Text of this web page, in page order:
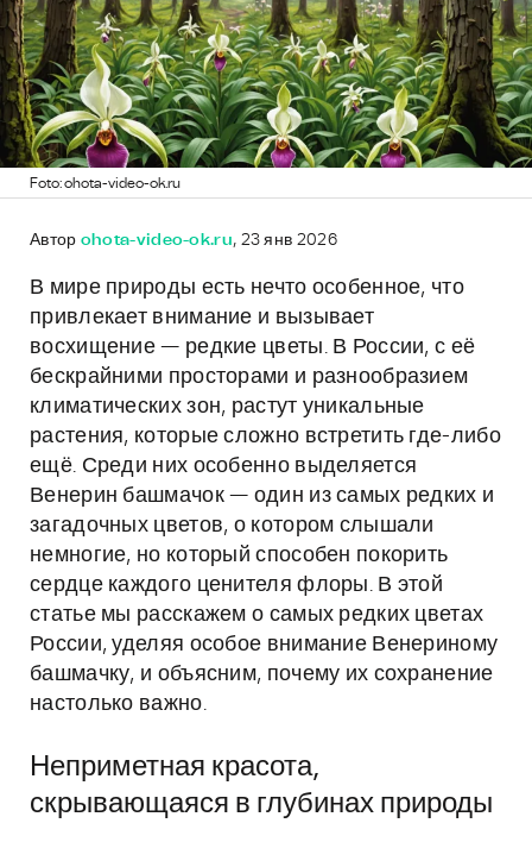
Foto: ohota-video-ok.ru
Автор ohota-video-ok.ru, 23 янв 2026
В мире природы есть нечто особенное, что
привлекает внимание и вызывает
восхищение — редкие цветы. В России, с её
бескрайними просторами и разнообразием
климатических зон, растут уникальные
растения, которые сложно встретить где-либо
ещё. Среди них особенно выделяется
Венерин башмачок — один из самых редких и
загадочных цветов, о котором слышали
немногие, но который способен покорить
сердце каждого ценителя флоры. В этой
статье мы расскажем о самых редких цветах
России, уделяя особое внимание Венериному
башмачку, и объясним, почему их сохранение
настолько важно.
Неприметная красота,
скрывающаяся в глубинах природы